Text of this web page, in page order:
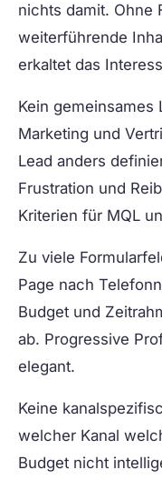
nichts damit. Ohne
weiterführende
erkaltet das
Kein gemeinsames
Marketing und
Lead anders
Frustration und
Kriterien für MQL
Zu viele
Page nach
Budget und
ab. Progressive
elegant.
Keine
welcher Kanal
Budget nicht